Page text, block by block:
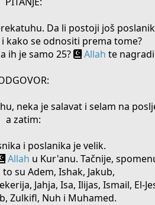
Da li postoji još
kako se odnositi prema tome?
ih je samo 25?
Allah te
neka je salavat i selam na
a zatim:
i poslanika je velik.
Allah u Kur'anu. Tačnije,
su Adem, Ishak, Jakub,
Jahja, Isa, Ilijas, Ismail, El-
Zulkifl, Nuh i Muhamed.